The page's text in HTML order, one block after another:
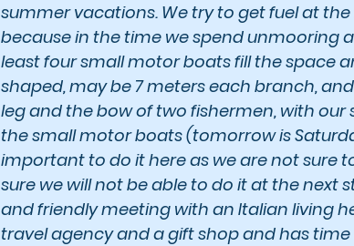
summer vacations. We try to get fuel at
because in the time we spend unmooring
least four small motor boats fill the space
shaped, may be 7 meters each branch,
leg and the bow of two fishermen, with
the small motor boats (tomorrow is
important to do it here as we are not sure
sure we will not be able to do it at the next
and friendly meeting with an Italian living
travel agency and a gift shop and has